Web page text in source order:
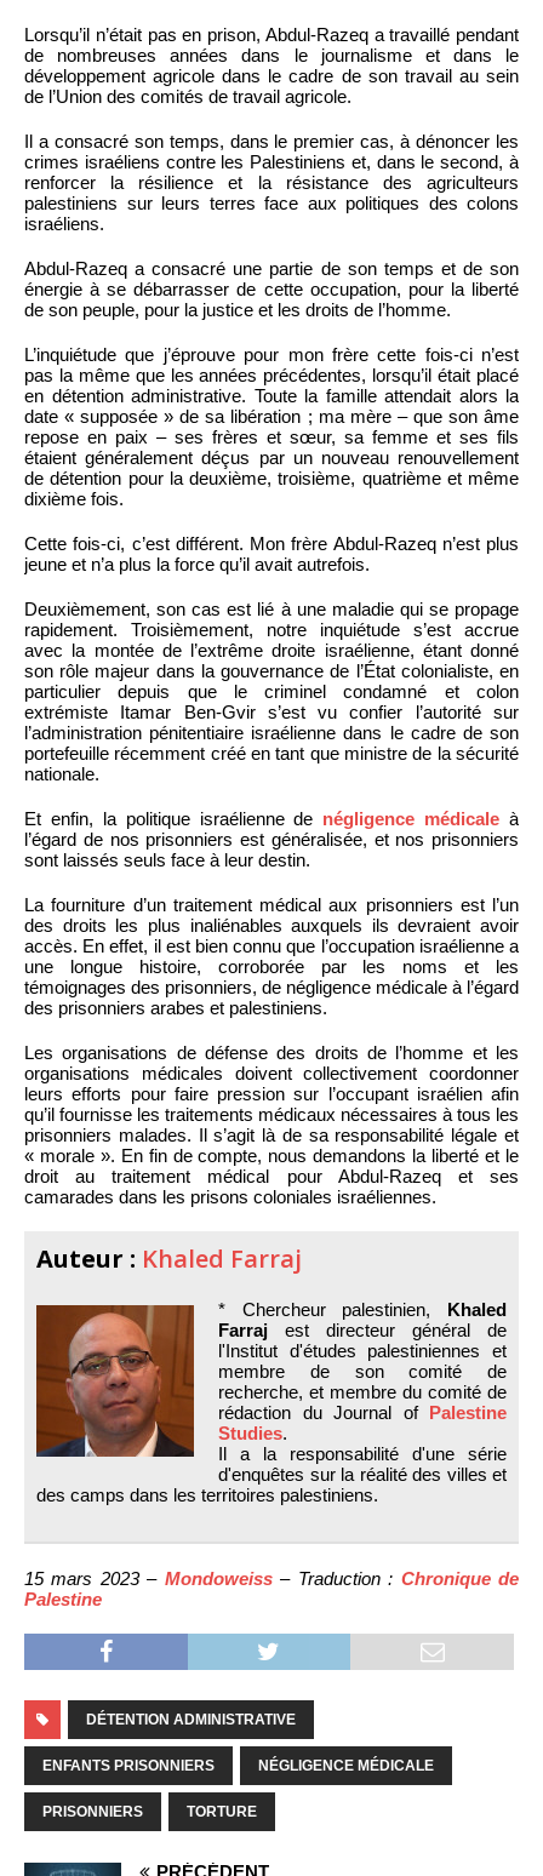
Lorsqu’il n’était pas en prison, Abdul-Razeq a travaillé pendant
de nombreuses années dans le journalisme et dans le
développement agricole dans le cadre de son travail au sein
de l’Union des comités de travail agricole.
Il a consacré son temps, dans le premier cas, à dénoncer les
crimes israéliens contre les Palestiniens et, dans le second, à
renforcer la résilience et la résistance des agriculteurs
palestiniens sur leurs terres face aux politiques des colons
israéliens.
Abdul-Razeq a consacré une partie de son temps et de son
énergie à se débarrasser de cette occupation, pour la liberté
de son peuple, pour la justice et les droits de l’homme.
L’inquiétude que j’éprouve pour mon frère cette fois-ci n’est
pas la même que les années précédentes, lorsqu’il était placé
en détention administrative. Toute la famille attendait alors la
date « supposée » de sa libération ; ma mère – que son âme
repose en paix – ses frères et sœur, sa femme et ses fils
étaient généralement déçus par un nouveau renouvellement
de détention pour la deuxième, troisième, quatrième et même
dixième fois.
Cette fois-ci, c’est différent. Mon frère Abdul-Razeq n’est plus
jeune et n’a plus la force qu’il avait autrefois.
Deuxièmement, son cas est lié à une maladie qui se propage
rapidement. Troisièmement, notre inquiétude s’est accrue
avec la montée de l’extrême droite israélienne, étant donné
son rôle majeur dans la gouvernance de l’État colonialiste, en
particulier depuis que le criminel condamné et colon
extrémiste Itamar Ben-Gvir s’est vu confier l’autorité sur
l’administration pénitentiaire israélienne dans le cadre de son
portefeuille récemment créé en tant que ministre de la sécurité
nationale.
Et enfin, la politique israélienne de négligence médicale à
l’égard de nos prisonniers est généralisée, et nos prisonniers
sont laissés seuls face à leur destin.
La fourniture d’un traitement médical aux prisonniers est l’un
des droits les plus inaliénables auxquels ils devraient avoir
accès. En effet, il est bien connu que l’occupation israélienne a
une longue histoire, corroborée par les noms et les
témoignages des prisonniers, de négligence médicale à l’égard
des prisonniers arabes et palestiniens.
Les organisations de défense des droits de l’homme et les
organisations médicales doivent collectivement coordonner
leurs efforts pour faire pression sur l’occupant israélien afin
qu’il fournisse les traitements médicaux nécessaires à tous les
prisonniers malades. Il s’agit là de sa responsabilité légale et
« morale ». En fin de compte, nous demandons la liberté et le
droit au traitement médical pour Abdul-Razeq et ses
camarades dans les prisons coloniales israéliennes.
Auteur : Khaled Farraj
* Chercheur palestinien, Khaled
Farraj est directeur général de
l'Institut d'études palestiniennes et
membre de son comité de
recherche, et membre du comité de
rédaction du Journal of Palestine
Studies.
Il a la responsabilité d'une série
d'enquêtes sur la réalité des villes et
des camps dans les territoires palestiniens.
15 mars 2023 – Mondoweiss– Traduction : Chronique de
Palestine
DÉTENTION ADMINISTRATIVE
ENFANTS PRISONNIERS NÉGLIGENCE MÉDICALE
PRISONNIERS TORTURE
PRÉCÉDENT